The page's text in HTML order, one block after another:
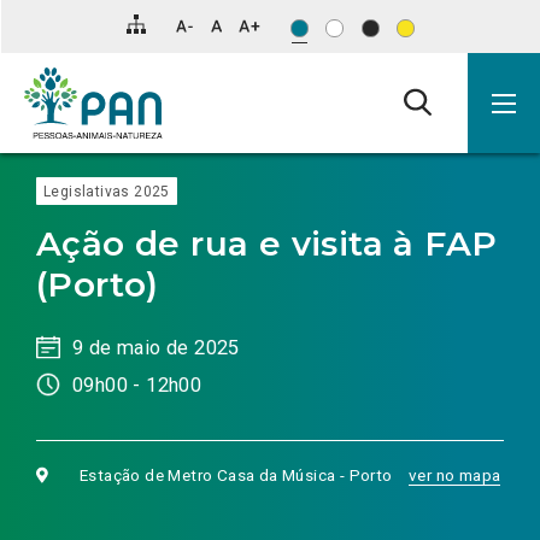
para
conteúdo
principal
da
página.Legislativas 2025
Ação de rua e visita à FAP
(Porto)
9 de maio de 2025
09h00 - 12h00
Estação de Metro Casa da Música - Porto ver no mapa